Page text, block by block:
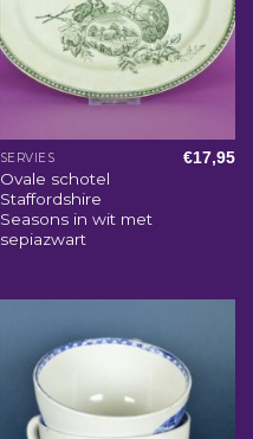
SERVIES
Ovale schotel
Staffordshire
Seasons in wit met
sepiazwart
€17,95